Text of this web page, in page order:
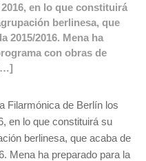
en lo que constituirá
berlinesa, que
2015/2016. Mena ha
con obras de
Filarmónica de Berlín los
en lo que constituirá su
berlinesa, que acaba de
Mena ha preparado para la